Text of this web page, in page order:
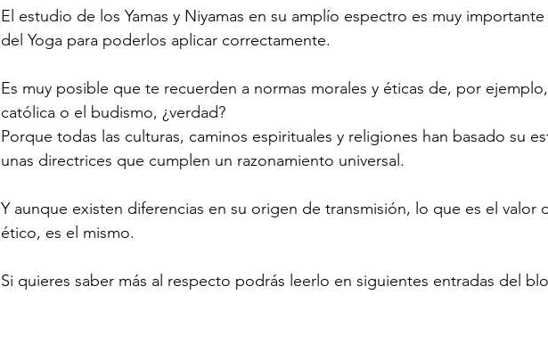
El estudio de los Yamas y Niyamas en su amplío espectro es muy
del Yoga para poderlos aplicar correctamente.
Es muy posible que te recuerden a normas morales y éticas de, por
católica o el budismo, ¿verdad?
Porque todas las culturas, caminos espirituales y religiones han basado su
unas directrices que cumplen un razonamiento universal.
Y aunque existen diferencias en su origen de transmisión, lo que es el
ético, es el mismo.
Si quieres saber más al respecto podrás leerlo en siguientes entradas del